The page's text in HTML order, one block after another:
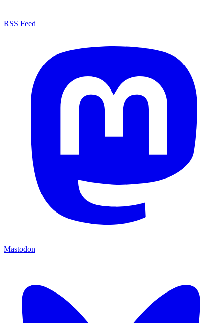
RSS Feed
Mastodon